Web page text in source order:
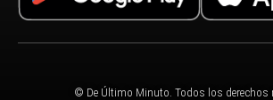
© De Último Minuto. Todos los derechos